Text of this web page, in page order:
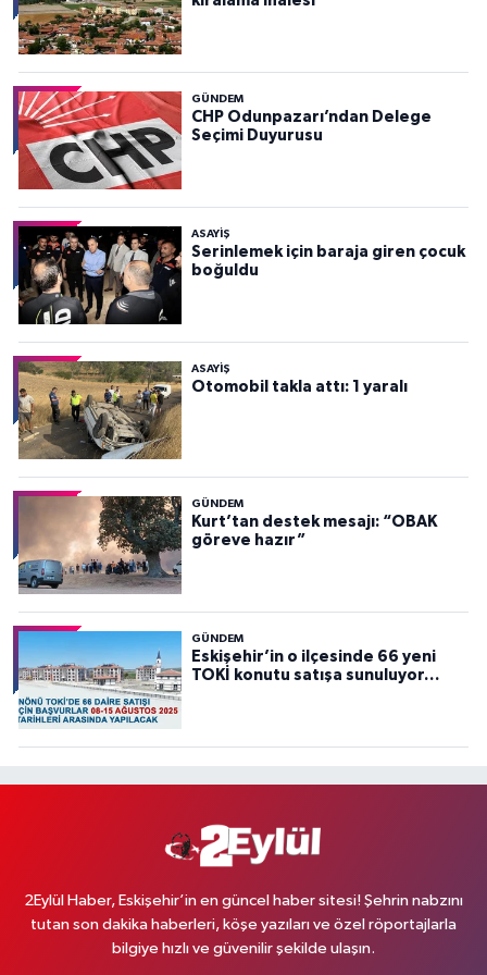
GÜNDEM
CHP Odunpazarı’ndan Delege
Seçimi Duyurusu
ASAYİŞ
Serinlemek için baraja giren çocuk
boğuldu
ASAYİŞ
Otomobil takla attı: 1 yaralı
GÜNDEM
Kurt’tan destek mesajı: “OBAK
göreve hazır”
GÜNDEM
Eskişehir’in o ilçesinde 66 yeni
TOKİ konutu satışa sunuluyor…
2Eylül Haber, Eskişehir’in en güncel haber sitesi! Şehrin nabzını
tutan son dakika haberleri, köşe yazıları ve özel röportajlarla
bilgiye hızlı ve güvenilir şekilde ulaşın.